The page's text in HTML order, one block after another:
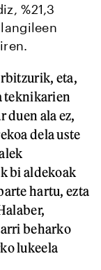
%21,3
eta,
teknikarien
duen ala ez,
dela uste
bi aldekoak
hartu, ezta
beharko
lukeela